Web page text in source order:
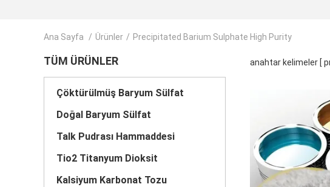
Ana Sayfa / Ürünler / Precipitated Barium Sulphate High Purity
TÜM ÜRÜNLER
Çöktürülmüş Baryum Sülfat
Doğal Baryum Sülfat
Talk Pudrası Hammaddesi
Tio2 Titanyum Dioksit
Kalsiyum Karbonat Tozu
anahtar kelimeler [